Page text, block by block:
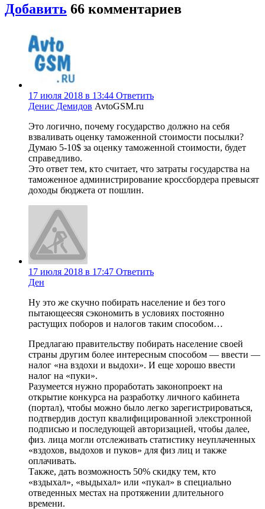
Добавить 66 комментариев
17 июля 2018 в 13:44 Ответить
Денис Демидов AvtoGSM.ru
Это логично, почему государство должно на себя
взваливать оценку таможенной стоимости посылки?
Думаю 5-10$ за оценку таможенной стоимости, будет
справедливо.
Это ответ тем, кто считает, что затраты государства на
таможенное администрирование кроссбордера превысят
доходы бюджета от пошлин.
17 июля 2018 в 17:47 Ответить
Ден
Ну это же скучно побирать население и без того
пытающеесяя сэкономить в условиях постоянно
растущих поборов и налогов таким способом…
Предлагаю правительству побирать население своей
страны другим более интересным способом — ввести —
налог «на вздохи и выдохи». И еще хорошо ввести
налог на «пуки».
Разумеется нужно проработать законопроект на
открытие конкурса на разработку личного кабинета
(портал), чтобы можно было легко зарегистрироваться,
подтвердив доступ квалифицированной элекстронной
подписью и последующей авторизацией, чтобы далее,
физ. лица могли отслеживать статистику неуплаченных
«вздохов, выдохов и пуков» для физ лиц и также
оплачивать.
Также, дать возможность 50% скидку тем, кто
«вздыхал», «выдыхал» или «пукал» в специально
отведенных местах на протяжении длительного
времени.